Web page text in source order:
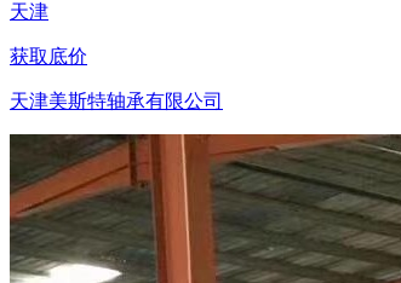
天津
获取底价
天津美斯特轴承有限公司